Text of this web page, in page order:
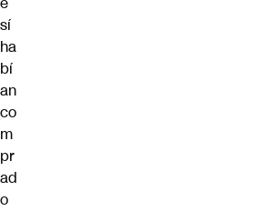
sí
ha
bí
an
co
m
pr
ad
o